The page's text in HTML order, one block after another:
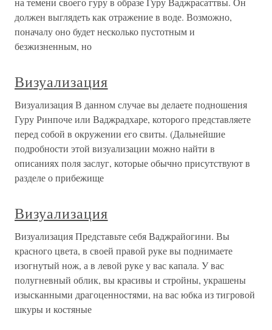
должен выглядеть как отражение в воде. Возможно,
поначалу оно будет несколько пустотным и
безжизненным, но
Визуализация
Визуализация В данном случае вы делаете подношения
Гуру Ринпоче или Ваджрадхаре, которого представляете
перед собой в окружении его свиты. (Дальнейшие
подробности этой визуализации можно найти в
описаниях поля заслуг, которые обычно присутствуют в
разделе о прибежище
Визуализация
Визуализация Представьте себя Ваджрайогини. Вы
красного цвета, в своей правой руке вы поднимаете
изогнутый нож, а в левой руке у вас капала. У вас
полугневный облик, вы красивы и стройны, украшены
изысканными драгоценностями, на вас юбка из тигровой
шкуры и костяные